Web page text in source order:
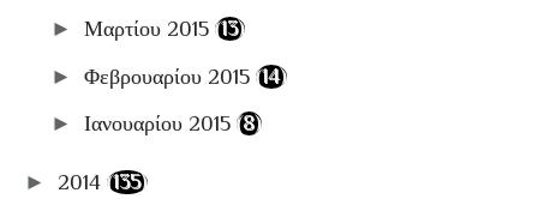
► Μαρτίου 2015 (13)
► Φεβρουαρίου 2015 (14)
► Ιανουαρίου 2015 (8)
► 2014 (135)